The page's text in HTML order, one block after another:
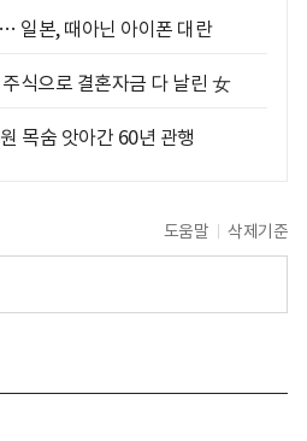
일본, 때아닌 아이폰 대란
식으로 결혼자금 다 날린 女
목숨 앗아간 60년 관행
도움말 삭제기준